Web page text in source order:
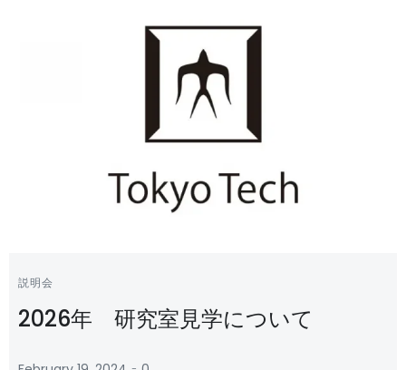
説明会
2026年 研究室見学について